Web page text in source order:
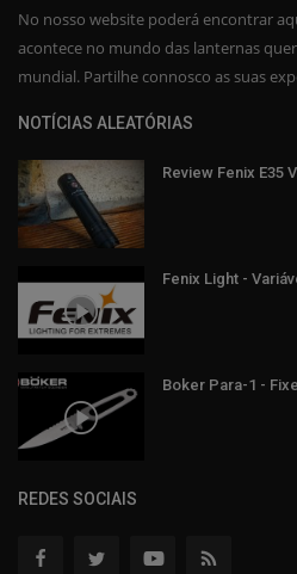
No nosso website poderá encontrar
acontece no mundo das lanternas
mundial. Partilhe connosco as suas
NOTÍCIAS ALEATÓRIAS
Review Fenix E35
Fenix Light -
Boker Para-1 -
REDES SOCIAIS